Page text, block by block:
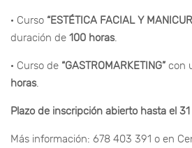
· Curso “ESTÉTICA FACIAL Y
duración de 100 horas.
· Curso de “GASTROMARKETING” con
horas.
Plazo de inscripción abierto hasta el
Más información: 678 403 391 o en